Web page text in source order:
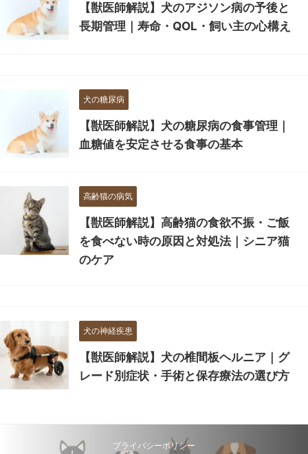
【獣医師解説】犬のアジソン病の予後と
長期管理｜寿命・QOL・飼い主の心構え
犬の糖尿病
【獣医師解説】犬の糖尿病の食事管理｜
血糖値を安定させる食事の基本
高齢猫の病気
【獣医師解説】高齢猫の食欲不振・ご飯
を食べない時の原因と対処法｜シニア猫
のケア
犬の神経疾患
【獣医師解説】犬の椎間板ヘルニア｜グ
レード別症状・手術と保存療法の選び方
プライバシーポリシー